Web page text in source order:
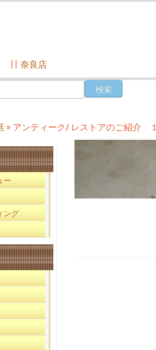
奈良店
» アンティーク/ レストアのご紹介
ー
ング